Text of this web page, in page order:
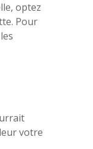
optez
Pour
votre